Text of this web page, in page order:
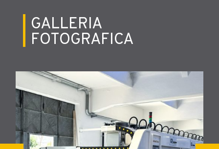
GALLERIA
FOTOGRAFICA